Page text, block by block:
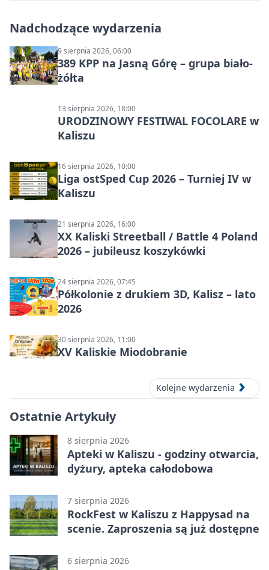
Nadchodzące wydarzenia
9 sierpnia 2026, 06:00
389 KPP na Jasną Górę – grupa biało-
żółta
13 sierpnia 2026, 18:00
URODZINOWY FESTIWAL FOCOLARE w
Kaliszu
16 sierpnia 2026, 10:00
Liga ostSped Cup 2026 – Turniej IV w
Kaliszu
21 sierpnia 2026, 16:00
XX Kaliski Streetball / Battle 4 Poland
2026 – jubileusz koszykówki
24 sierpnia 2026, 07:45
Półkolonie z drukiem 3D, Kalisz – lato
2026
30 sierpnia 2026, 11:00
XV Kaliskie Miodobranie
Kolejne wydarzenia
Ostatnie Artykuły
8 sierpnia 2026
Apteki w Kaliszu - godziny otwarcia,
dyżury, apteka całodobowa
7 sierpnia 2026
RockFest w Kaliszu z Happysad na
scenie. Zaproszenia są już dostępne
6 sierpnia 2026